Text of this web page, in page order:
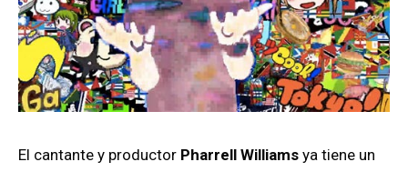
El cantante y productor Pharrell Williams ya tiene un